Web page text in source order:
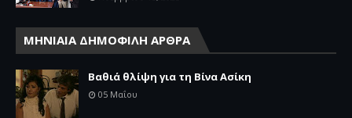
ΜΗΝΙΑΙΑ ΔΗΜΟΦΙΛΗ ΑΡΘΡΑ
Βαθιά θλίψη για τη Βίνα Ασίκη
05 Μαΐου